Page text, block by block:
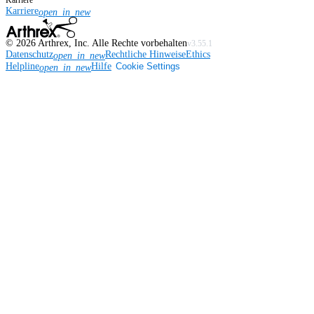
Karriereopen_in_new
© 2026 Arthrex, Inc. Alle Rechte vorbehaltenv3.55.1
Datenschutzopen_in_newRechtliche HinweiseEthics
Helplineopen_in_newHilfe Cookie Settings